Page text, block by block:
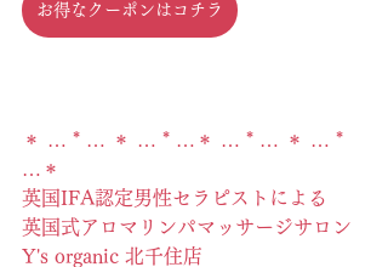
お得なクーポンはコチラ
＊ … * … ＊ … * …＊ … * … ＊ … *
…＊
英国IFA認定男性セラピストによる
英国式アロマリンパマッサージサロン
Y's organic 北千住店